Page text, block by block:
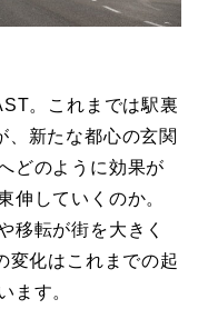
。これまでは駅裏
、新たな都心の玄関
どのように効果が
伸していくのか。
移転が街を大きく
変化はこれまでの起
ます。